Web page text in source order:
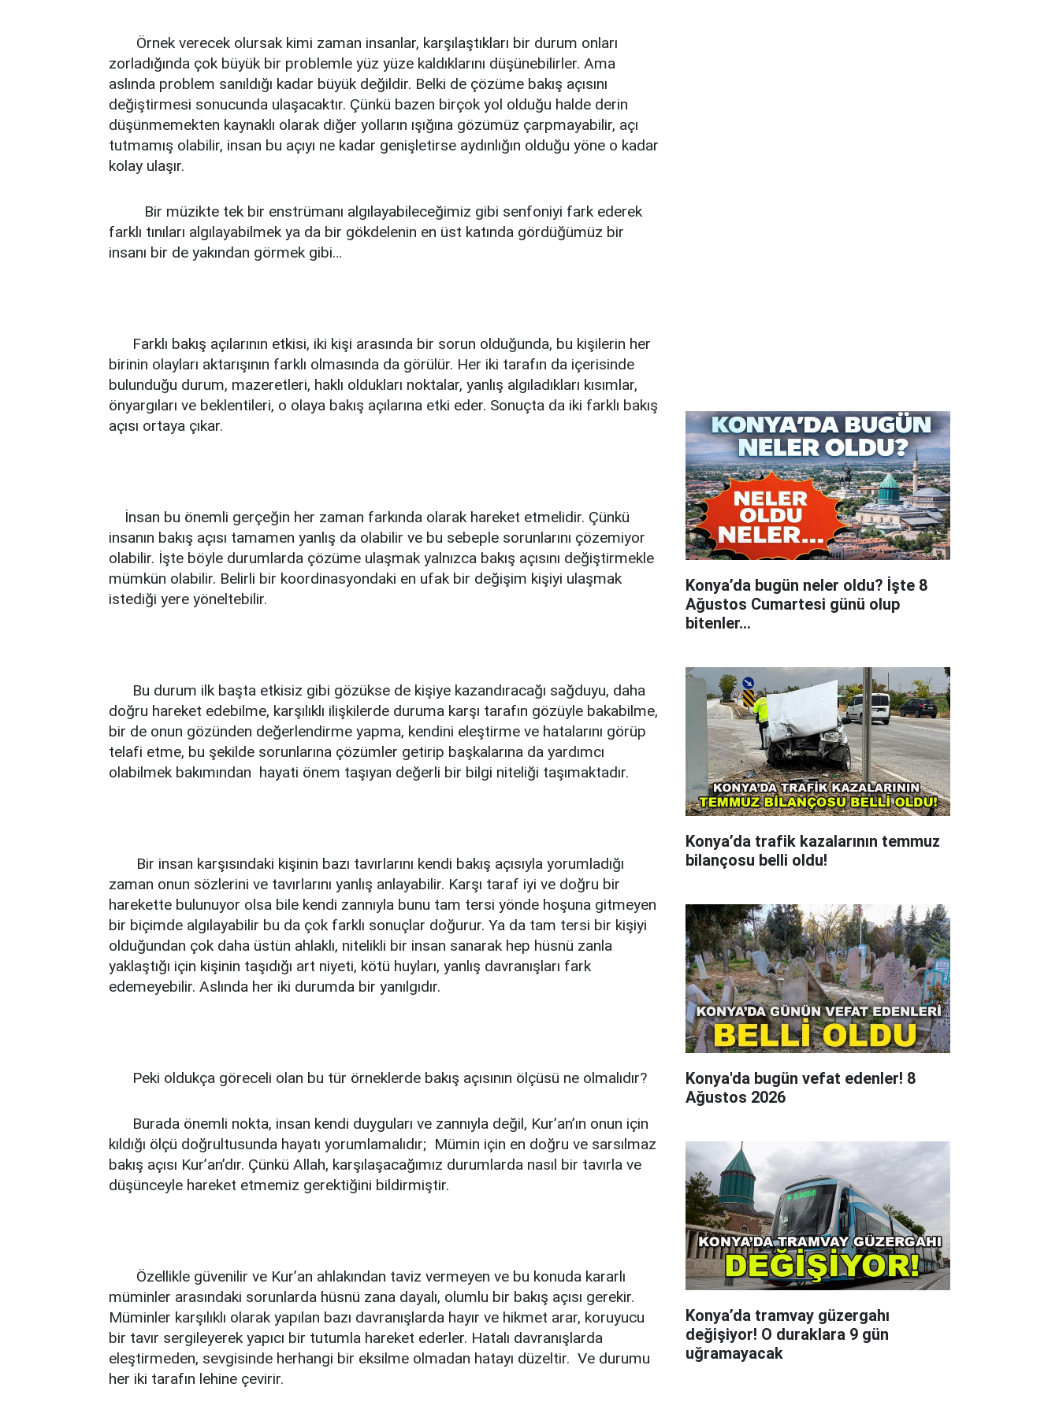
Örnek verecek olursak kimi zaman insanlar, karşılaştıkları bir durum onları
zorladığında çok büyük bir problemle yüz yüze kaldıklarını düşünebilirler. Ama
aslında problem sanıldığı kadar büyük değildir. Belki de çözüme bakış açısını
değiştirmesi sonucunda ulaşacaktır. Çünkü bazen birçok yol olduğu halde derin
düşünmemekten kaynaklı olarak diğer yolların ışığına gözümüz çarpmayabilir, açı
tutmamış olabilir, insan bu açıyı ne kadar genişletirse aydınlığın olduğu yöne o kadar
kolay ulaşır.
Bir müzikte tek bir enstrümanı algılayabileceğimiz gibi senfoniyi fark ederek
farklı tınıları algılayabilmek ya da bir gökdelenin en üst katında gördüğümüz bir
insanı bir de yakından görmek gibi…
Farklı bakış açılarının etkisi, iki kişi arasında bir sorun olduğunda, bu kişilerin her
birinin olayları aktarışının farklı olmasında da görülür. Her iki tarafın da içerisinde
bulunduğu durum, mazeretleri, haklı oldukları noktalar, yanlış algıladıkları kısımlar,
önyargıları ve beklentileri, o olaya bakış açılarına etki eder. Sonuçta da iki farklı bakış
açısı ortaya çıkar.
İnsan bu önemli gerçeğin her zaman farkında olarak hareket etmelidir. Çünkü
insanın bakış açısı tamamen yanlış da olabilir ve bu sebeple sorunlarını çözemiyor
olabilir. İşte böyle durumlarda çözüme ulaşmak yalnızca bakış açısını değiştirmekle
mümkün olabilir. Belirli bir koordinasyondaki en ufak bir değişim kişiyi ulaşmak
istediği yere yöneltebilir.
Bu durum ilk başta etkisiz gibi gözükse de kişiye kazandıracağı sağduyu, daha
doğru hareket edebilme, karşılıklı ilişkilerde duruma karşı tarafın gözüyle bakabilme,
bir de onun gözünden değerlendirme yapma, kendini eleştirme ve hatalarını görüp
telafi etme, bu şekilde sorunlarına çözümler getirip başkalarına da yardımcı
olabilmek bakımından hayati önem taşıyan değerli bir bilgi niteliği taşımaktadır.
Bir insan karşısındaki kişinin bazı tavırlarını kendi bakış açısıyla yorumladığı
zaman onun sözlerini ve tavırlarını yanlış anlayabilir. Karşı taraf iyi ve doğru bir
harekette bulunuyor olsa bile kendi zannıyla bunu tam tersi yönde hoşuna gitmeyen
bir biçimde algılayabilir bu da çok farklı sonuçlar doğurur. Ya da tam tersi bir kişiyi
olduğundan çok daha üstün ahlaklı, nitelikli bir insan sanarak hep hüsnü zanla
yaklaştığı için kişinin taşıdığı art niyeti, kötü huyları, yanlış davranışları fark
edemeyebilir. Aslında her iki durumda bir yanılgıdır.
Peki oldukça göreceli olan bu tür örneklerde bakış açısının ölçüsü ne olmalıdır?
Burada önemli nokta, insan kendi duyguları ve zannıyla değil, Kur’an’ın onun için
kıldığı ölçü doğrultusunda hayatı yorumlamalıdır; Mümin için en doğru ve sarsılmaz
bakış açısı Kur’an’dır. Çünkü Allah, karşılaşacağımız durumlarda nasıl bir tavırla ve
düşünceyle hareket etmemiz gerektiğini bildirmiştir.
Özellikle güvenilir ve Kur’an ahlakından taviz vermeyen ve bu konuda kararlı
müminler arasındaki sorunlarda hüsnü zana dayalı, olumlu bir bakış açısı gerekir.
Müminler karşılıklı olarak yapılan bazı davranışlarda hayır ve hikmet arar, koruyucu
bir tavır sergileyerek yapıcı bir tutumla hareket ederler. Hatalı davranışlarda
eleştirmeden, sevgisinde herhangi bir eksilme olmadan hatayı düzeltir. Ve durumu
her iki tarafın lehine çevirir.
Konya’da bugün neler oldu? İşte 8
Ağustos Cumartesi günü olup
bitenler…
Konya’da trafik kazalarının temmuz
bilançosu belli oldu!
Konya'da bugün vefat edenler! 8
Ağustos 2026
Konya’da tramvay güzergahı
değişiyor! O duraklara 9 gün
uğramayacak